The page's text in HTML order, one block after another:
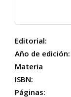
Editorial:
Año de edición:
Materia
ISBN:
Páginas: